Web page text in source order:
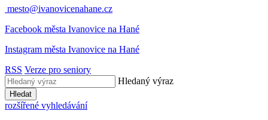
mesto@ivanovicenahane.cz
Facebook města Ivanovice na Hané
Instagram města Ivanovice na Hané
RSS Verze pro seniory
Hledaný výraz
Hledat
rozšířené vyhledávání